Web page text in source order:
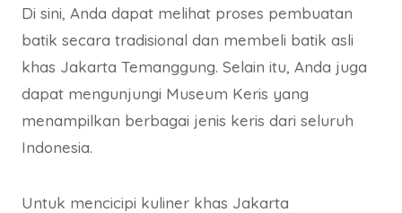
Di sini, Anda dapat melihat proses pembuatan
batik secara tradisional dan membeli batik asli
khas Jakarta Temanggung. Selain itu, Anda juga
dapat mengunjungi Museum Keris yang
menampilkan berbagai jenis keris dari seluruh
Indonesia.
Untuk mencicipi kuliner khas Jakarta